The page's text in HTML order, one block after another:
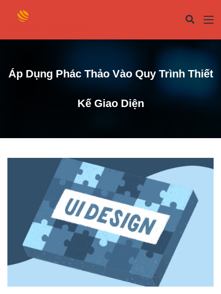
Áp Dụng Phác Thảo Vào Quy Trình Thiết
Kế Giao Diện